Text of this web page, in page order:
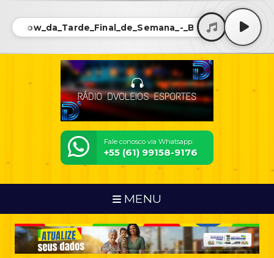
- Show_da_Tarde_Final_de_Semana_-_Bloco_06 • 1306
Fale conosco via Whatsapp:
+55 (61) 99158-9176
MENU